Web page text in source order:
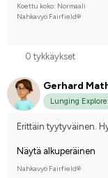
Koettu koko: Normaali
Nahkavyö Fairfield®
0 tykkäykset
Gerhard
Lunging
Erittäin tyytyväinen.
Näytä alkuperäinen
Nahkavyö Fairfield®